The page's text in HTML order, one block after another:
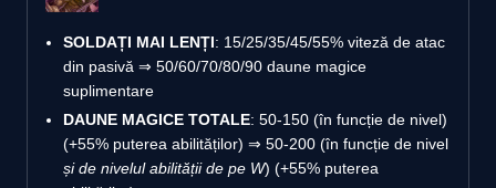
SOLDAȚI MAI LENȚI: 15/25/35/45/55% viteză de atac
din pasivă ⇒ 50/60/70/80/90 daune magice
suplimentare
DAUNE MAGICE TOTALE: 50-150 (în funcție de nivel)
(+55% puterea abilităților) ⇒ 50-200 (în funcție de nivel
și de nivelul abilității de pe W) (+55% puterea